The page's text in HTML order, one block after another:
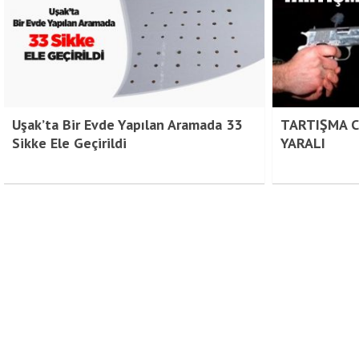
Uşak’ta Bir Evde Yapılan Aramada 33
Sikke Ele Geçirildi
TARTIŞMA
YARALI